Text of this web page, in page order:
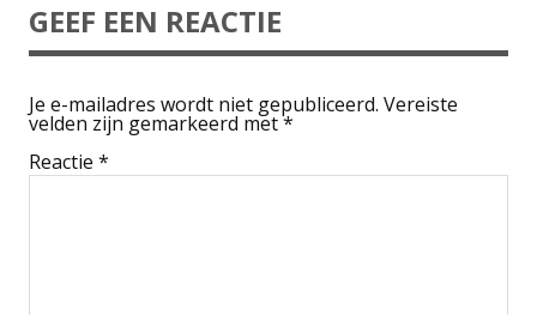
GEEF EEN REACTIE
Je e-mailadres wordt niet gepubliceerd. Vereiste
velden zijn gemarkeerd met*
Reactie *